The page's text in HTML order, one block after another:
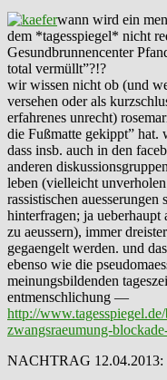
wann wird ein
dem *tagesspiegel* nicht
Gesundbrunnencenter
total vermüllt”?!?
wir wissen nicht ob (und
versehen oder als
erfahrenes unrecht)
die Fußmatte gekippt” hat.
dass insb. auch in den
anderen
leben (vielleicht
rassistischen
hinterfragen; ja ueberhaupt
zu aeussern), immer
gegaengelt werden. und
ebenso wie die
meinungsbildenden
entmenschlichung —
http://
zwangsraeumung-
NACHTRAG 12.04.2013: